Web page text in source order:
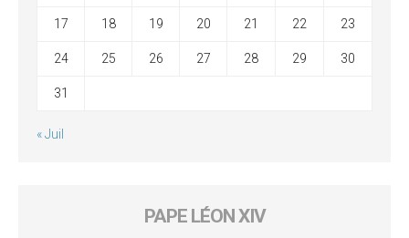
17 18 19 20 21 22 23
24 25 26 27 28 29 30
31
« Juil
PAPE LÉON XIV